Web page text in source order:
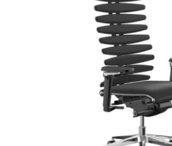
Organoid (tapet & auto-colant)